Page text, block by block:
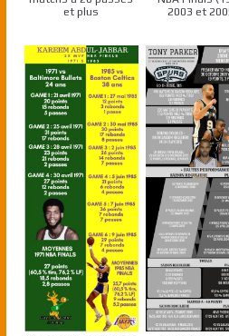
et plus
2003 et